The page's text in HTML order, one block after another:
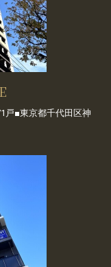
戸■東京都千代田区神